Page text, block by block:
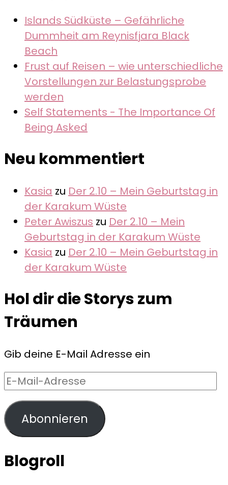
Islands Südküste – Gefährliche
Dummheit am Reynisfjara Black
Beach
Frust auf Reisen – wie unterschiedliche
Vorstellungen zur Belastungsprobe
werden
Self Statements - The Importance Of
Being Asked
Neu kommentiert
Kasia zu Der 2.10 – Mein Geburtstag in
der Karakum Wüste
Peter Awiszus zu Der 2.10 – Mein
Geburtstag in der Karakum Wüste
Kasia zu Der 2.10 – Mein Geburtstag in
der Karakum Wüste
Hol dir die Storys zum
Träumen
Gib deine E-Mail Adresse ein
E-
Mail-
Adresse
Abonnieren
Blogroll